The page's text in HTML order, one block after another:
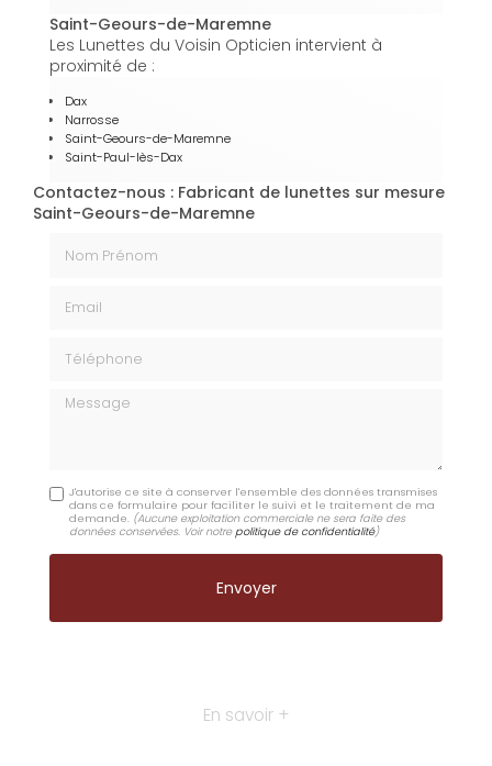
Saint-Geours-de-Maremne
Les Lunettes du Voisin Opticien intervient à
proximité de :
Dax
Narrosse
Saint-Geours-de-Maremne
Saint-Paul-lès-Dax
Contactez-nous : Fabricant de lunettes sur mesure
Saint-Geours-de-Maremne
Message
J'autorise ce site à conserver l'ensemble des données transmises
dans ce formulaire pour faciliter le suivi et le traitement de ma
demande. (Aucune exploitation commerciale ne sera faite des
données conservées. Voir notrepolitique de confidentialité)
En savoir +